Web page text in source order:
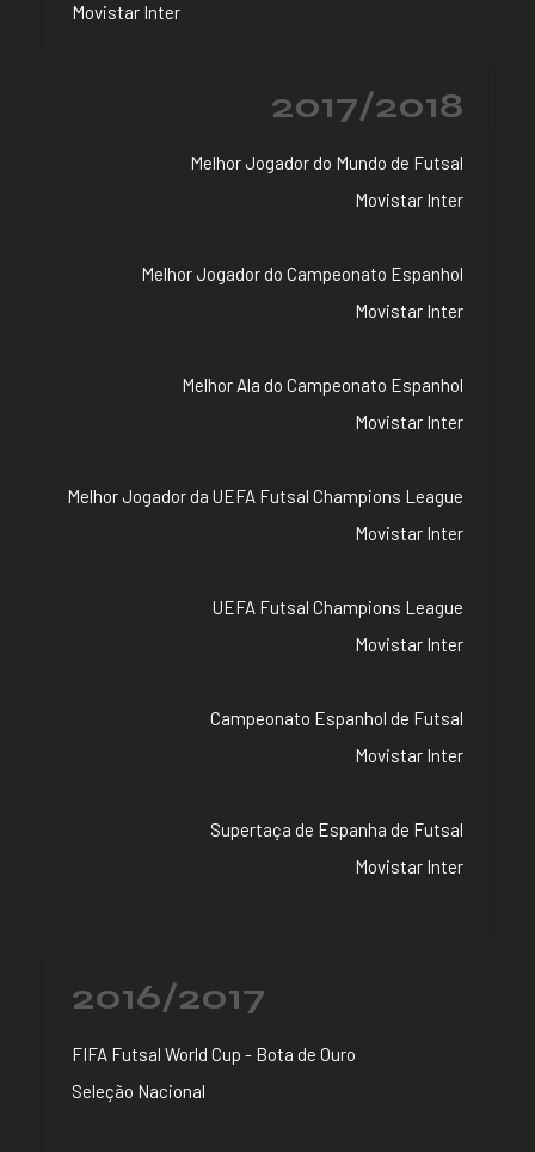
Movistar Inter
2017/2018
Melhor Jogador do Mundo de Futsal
Movistar Inter
Melhor Jogador do Campeonato Espanhol
Movistar Inter
Melhor Ala do Campeonato Espanhol
Movistar Inter
Melhor Jogador da UEFA Futsal Champions League
Movistar Inter
UEFA Futsal Champions League
Movistar Inter
Campeonato Espanhol de Futsal
Movistar Inter
Supertaça de Espanha de Futsal
Movistar Inter
2016/2017
FIFA Futsal World Cup - Bota de Ouro
Seleção Nacional